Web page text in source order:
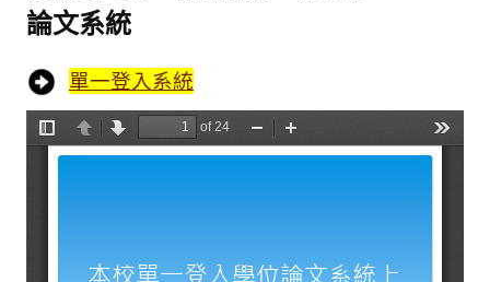
我的圖書館
借閱紀錄
圖書推薦
館際合作
論文系統
單一登入系統